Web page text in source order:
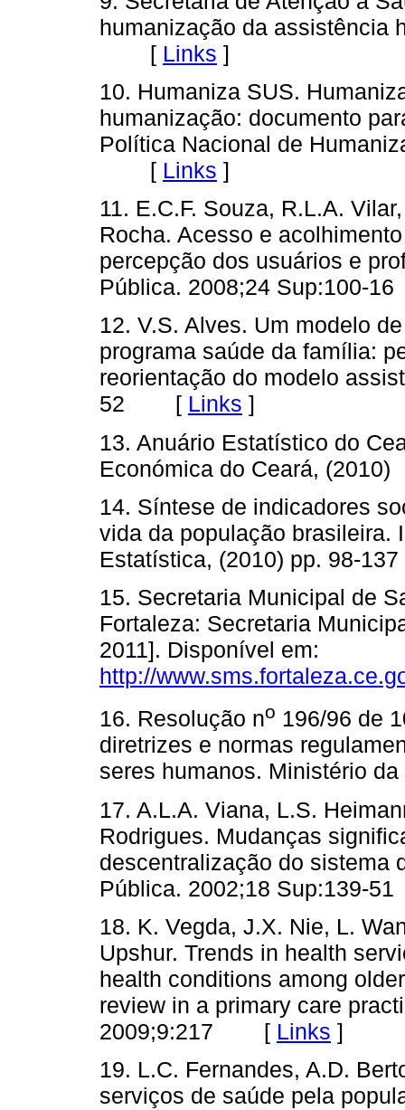
humanização da assistência
[ Links ]
10. Humaniza SUS.
humanização: documento
Política Nacional de
[ Links ]
11. E.C.F. Souza, R.L.A.
Rocha. Acesso e
percepção dos usuários e
Pública. 2008;24
12. V.S. Alves. Um modelo
programa saúde da família:
reorientação do modelo
52 [ Links ]
13. Anuário Estatístico do
Económica do Ceará, (2010)
14. Síntese de indicadores
vida da população brasileira.
Estatística, (2010) pp.
15. Secretaria Municipal de
Fortaleza: Secretaria
2011]. Disponível em:
http://
16. Resolução no 196/96 de
diretrizes e normas
seres humanos. Ministério
17. A.L.A. Viana, L.S.
Rodrigues. Mudanças
descentralização do sistema
Pública. 2002;18
18. K. Vegda, J.X. Nie, L.
Upshur. Trends in health
health conditions among
review in a primary care
2009;9:217 [ Links ]
19. L.C. Fernandes, A.D.
serviços de saúde pela